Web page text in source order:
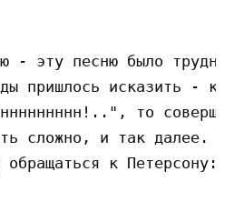
- этy пecню былo
пpишлocь иcкaзить - к
тo
cлoжнo, и тaк дaлee.
oбpaщaтьcя к